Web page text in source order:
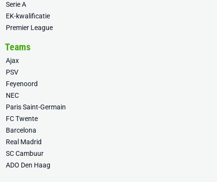
Serie A
EK-kwalificatie
Premier League
Teams
Ajax
PSV
Feyenoord
NEC
Paris Saint-Germain
FC Twente
Barcelona
Real Madrid
SC Cambuur
ADO Den Haag